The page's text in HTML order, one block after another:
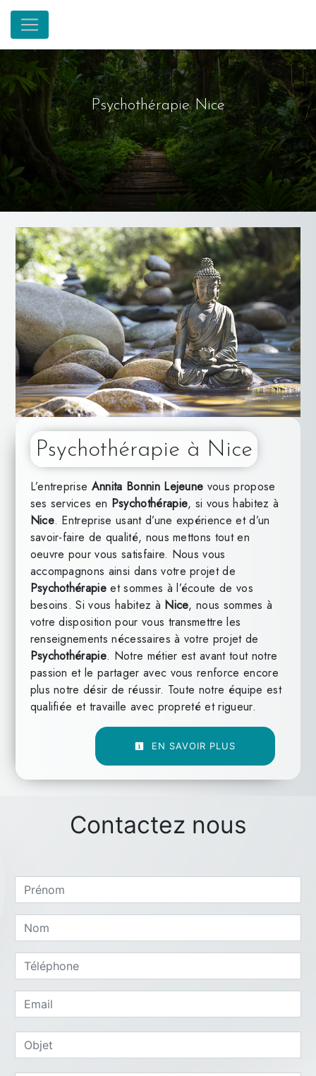
Panneau de gestion des cookies
Psychothérapie Nice
Psychothérapie à Nice
L’entreprise Annita Bonnin Lejeune vous propose
ses services en Psychothérapie, si vous habitez à
Nice. Entreprise usant d’une expérience et d’un
savoir-faire de qualité, nous mettons tout en
oeuvre pour vous satisfaire. Nous vous
accompagnons ainsi dans votre projet de
Psychothérapie et sommes à l’écoute de vos
besoins. Si vous habitez à Nice, nous sommes à
votre disposition pour vous transmettre les
renseignements nécessaires à votre projet de
Psychothérapie. Notre métier est avant tout notre
passion et le partager avec vous renforce encore
plus notre désir de réussir. Toute notre équipe est
qualifiée et travaille avec propreté et rigueur.
EN SAVOIR PLUS
Contactez nous